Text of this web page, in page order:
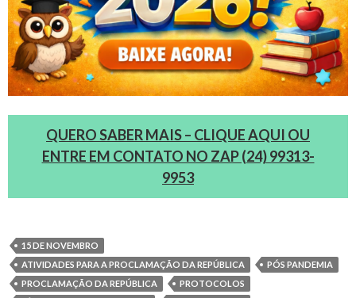
QUERO SABER MAIS – CLIQUE AQUI OU
ENTRE EM CONTATO NO ZAP (24) 99313-
9953
15 DE NOVEMBRO
ATIVIDADES PARA A PROCLAMAÇÃO DA REPÚBLICA
PÓS PANDEMIA
PROCLAMAÇÃO DA REPÚBLICA
PROTOCOLOS